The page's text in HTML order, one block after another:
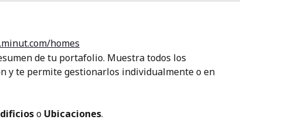
homes
de tu portafolio. Muestra todos los
y te permite gestionarlos individualmente o en
o Ubicaciones.